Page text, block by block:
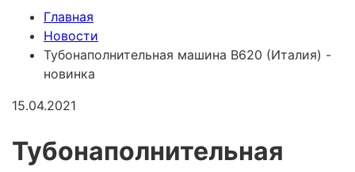
Главная
Новости
Тубонаполнительная машина B620 (Италия) -
новинка
15.04.2021
Тубонаполнительная